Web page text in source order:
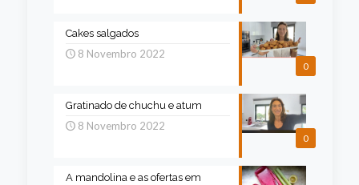
0
Cakes salgados
8 Novembro 2022
0
Gratinado de chuchu e atum
8 Novembro 2022
A mandolina e as ofertas em